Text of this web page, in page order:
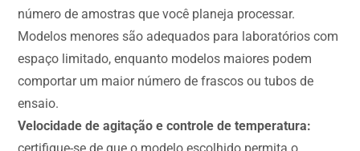
número de amostras que você planeja processar.
Modelos menores são adequados para laboratórios com
espaço limitado, enquanto modelos maiores podem
comportar um maior número de frascos ou tubos de
ensaio.
Velocidade de agitação e controle de temperatura: